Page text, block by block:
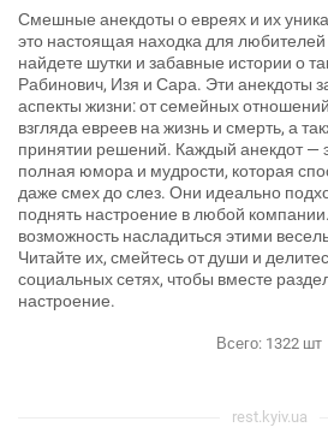
Смешные анекдоты о евреях и их
это настоящая находка для
найдете шутки и забавные истории о
Рабинович, Изя и Сара. Эти анекдоты
аспекты жизни: от семейных
взгляда евреев на жизнь и смерть, а
принятии решений. Каждый анекдот —
полная юмора и мудрости, которая
даже смех до слез. Они идеально
поднять настроение в любой
возможность насладиться этими
Читайте их, смейтесь от души и
социальных сетях, чтобы вместе
настроение.
Всего: 1322 шт
rest.kyiv.ua